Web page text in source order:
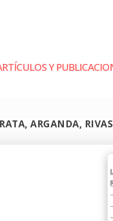
Y
ARGANDA, RIVAS